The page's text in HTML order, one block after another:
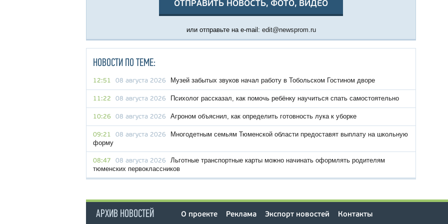
ОТПРАВИТЬ НОВОСТЬ, ФОТО, ВИДЕО
или отправьте на e-mail: edit@newsprom.ru
НОВОСТИ ПО ТЕМЕ:
12:51 08 августа 2026 Музей забытых звуков начал работу в Тобольском Гостином дворе
11:22 08 августа 2026 Психолог рассказал, как помочь ребёнку научиться спать самостоятельно
10:26 08 августа 2026 Агроном объяснил, как определить готовность лука к уборке
09:21 08 августа 2026
Многодетным семьям Тюменской области предоставят выплату на школьную
форму
08:47 08 августа 2026
Льготные транспортные карты можно начинать оформлять родителям
тюменских первоклассников
АРХИВ НОВОСТЕЙ О проекте Реклама Экспорт новостей Контакты